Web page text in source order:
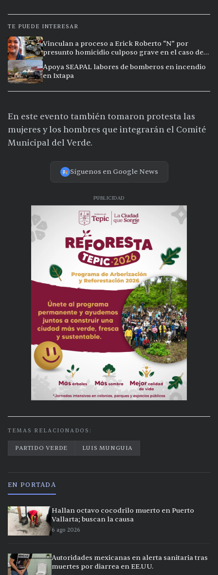
TE PUEDE INTERESAR
Vinculan a proceso a Erick Roberto “N” por
presunto homicidio culposo grave en el caso de
Apoya SEAPAL labores de bomberos en incendio
en Ixtapa
En este evento también tomaron protesta las
mujeres y los hombres que integrarán el Comité
Municipal del Verde.
Síguenos en Google News
PUBLICIDAD
TEMAS RELACIONADOS:
PARTIDO VERDE LUIS MUNGUIA
EN PORTADA
Hallan octavo cocodrilo muerto en Puerto
Vallarta; buscan la causa
6 ago 2026
Autoridades mexicanas en alerta sanitaria tras
muertes por diarrea en EE.UU.